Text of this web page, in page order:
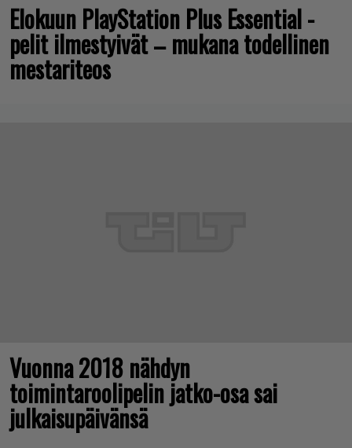
Elokuun PlayStation Plus Essential -
pelit ilmestyivät – mukana todellinen
mestariteos
Vuonna 2018 nähdyn
toimintaroolipelin jatko-osa sai
julkaisupäivänsä